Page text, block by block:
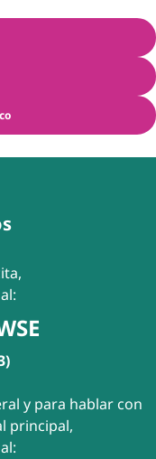
y para hablar con
principal,